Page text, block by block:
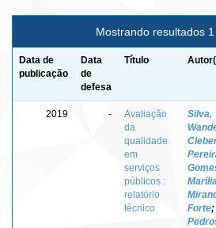
Mostrando resultados
Data de
publicação
Data
de
defesa
Título
2019 -
Avaliação
da
qualidade
em
serviços
públicos :
relatório
técnico
Silva,
Marília
Forte;